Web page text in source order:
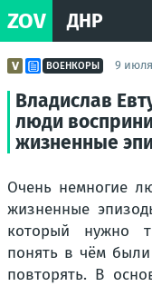
ZOV ДНР
ВОЕНКОРЫ 9 июля
Владислав
люди
жизненные
Очень немногие
жизненные
который нужно
понять в чём
повторять. В